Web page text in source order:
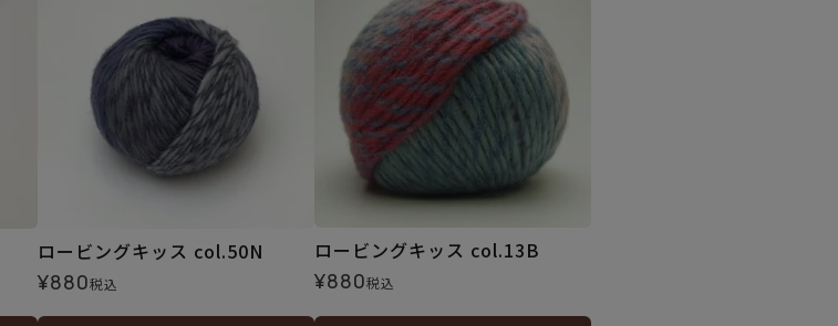
ロービングキッス col.50N
¥880税込
ロービングキッス col.13B
¥880税込